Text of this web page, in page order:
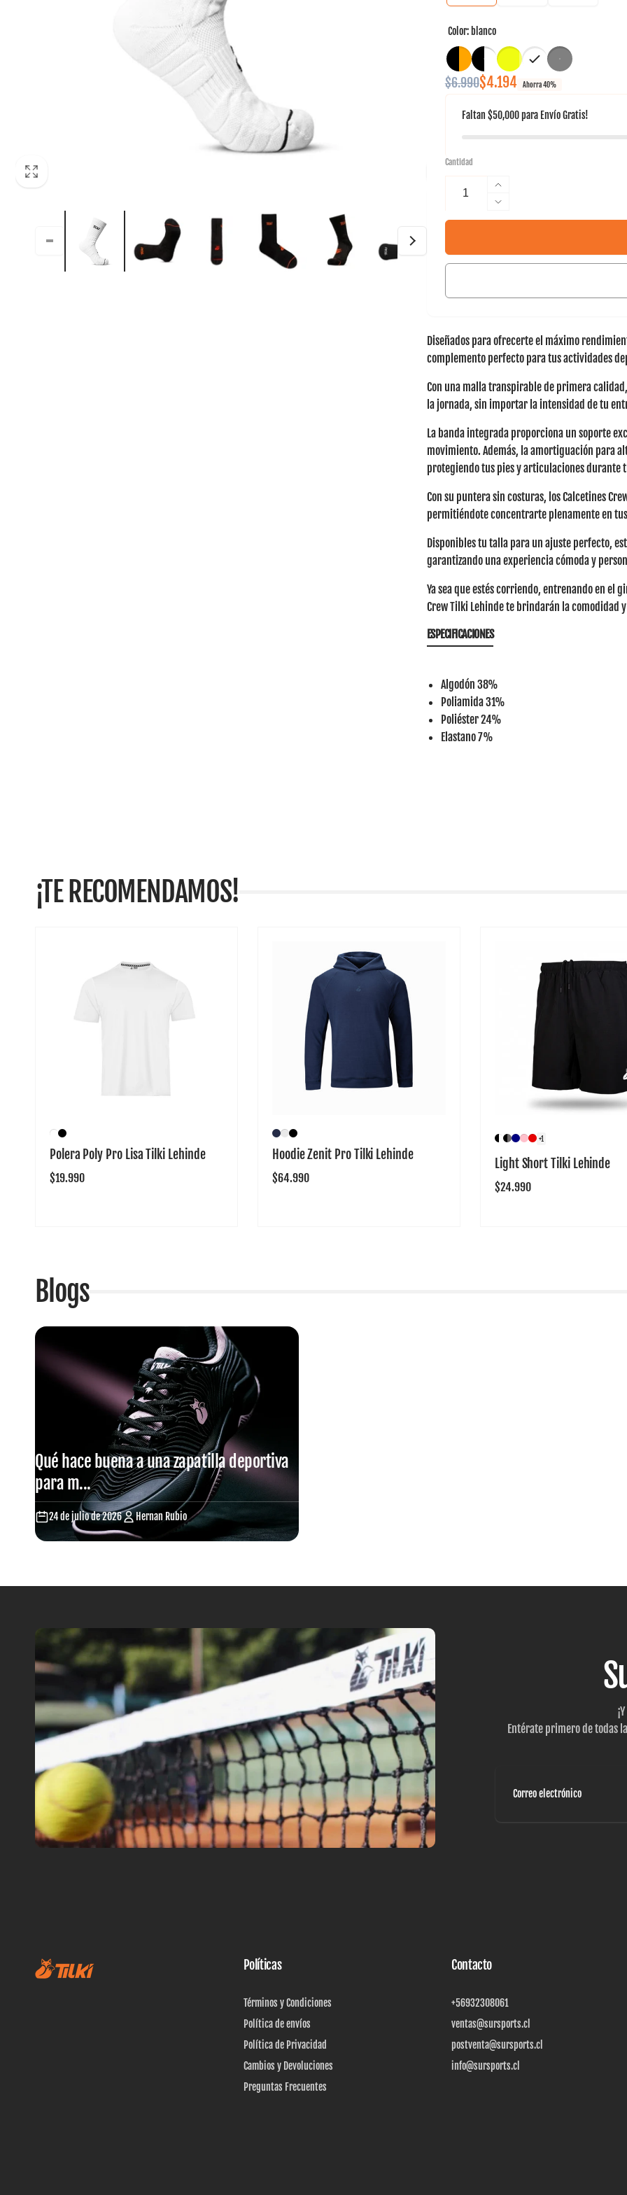
Color: blanco
Precio
habitual
$6.990
Precio$4.194 Ahorra 40%
Faltan $50,000para Envío Gratis!
Cantidad
Aumentar
cantidad
para
D2
Reducir
cantidad
Calcetín
Crew
Tilki
Diseñados para ofrecerte el máximo
complemento perfecto para tus actividades
Con una malla transpirable de primera calidad
la jornada, sin importar la intensidad de tu
La banda integradaproporciona un soporte
movimiento. Además, laamortiguación para
protegiendo tus pies y articulaciones durante
Con su puntera sin costuras, los Calcetines
permitiéndote concentrarte plenamente en
Disponibles tu talla para un ajuste perfecto,
garantizando una experiencia cómoda y
Ya sea que estés corriendo, entrenando en el
Crew Tilki Lehinde te brindarán la comodidad
ESPECIFICACIONES
Algodón 38%
Poliamida 31%
Poliéster 24%
Elastano 7%
¡TE RECOMENDAMOS!
Polera Poly Pro Lisa Tilki Lehinde
Precio
$19.990
Hoodie Zenit Pro Tilki Lehinde
Precio
$64.990
Light Short Tilki Lehinde
Precio
$24.990
+1
Blogs
Qué hace buena a una zapatilla deportiva
para m...
24 de julio de 2026 Hernan Rubio
Entérate primero de todas
Políticas
Términos y Condiciones
Política de envíos
Política de Privacidad
Cambios y Devoluciones
Preguntas Frecuentes
Contacto
+56932308061
ventas@sursports.cl
postventa@sursports.cl
info@sursports.cl